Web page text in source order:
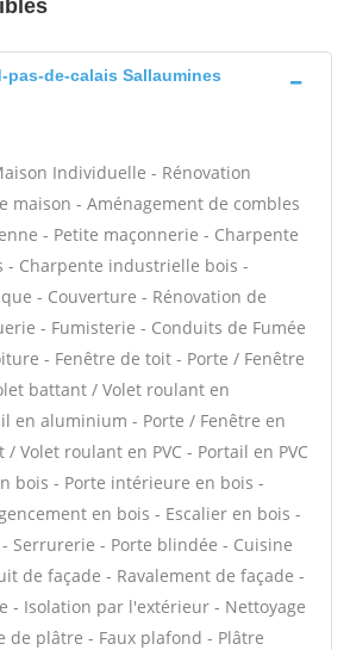
pas-de-calais Sallaumines
Individuelle - Rénovation
maison - Aménagement de combles
- Petite maçonnerie - Charpente
Charpente industrielle bois -
- Couverture - Rénovation de
- Fumisterie - Conduits de Fumée
- Fenêtre de toit - Porte / Fenêtre
battant / Volet roulant en
en aluminium - Porte / Fenêtre en
/ Volet roulant en PVC - Portail en PVC
bois - Porte intérieure en bois -
en bois - Escalier en bois -
Serrurerie - Porte blindée - Cuisine
de façade - Ravalement de façade -
- Isolation par l'extérieur - Nettoyage
de plâtre - Faux plafond - Plâtre